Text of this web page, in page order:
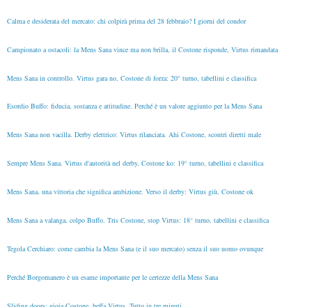
Calma e desiderata del mercato: chi colpirà prima del 28 febbraio? I giorni del condor
Campionato a ostacoli: la Mens Sana vince ma non brilla, il Costone risponde, Virtus rimandata
Mens Sana in controllo. Virtus gara no, Costone di forza: 20° turno, tabellini e classifica
Esordio Buffo: fiducia, sostanza e attitudine. Perché è un valore aggiunto per la Mens Sana
Mens Sana non vacilla. Derby elettrico: Virtus rilanciata. Ahi Costone, scontri diretti male
Sempre Mens Sana. Virtus d'autorità nel derby, Costone ko: 19° turno, tabellini e classifica
Mens Sana, una vittoria che significa ambizione. Verso il derby: Virtus giù, Costone ok
Mens Sana a valanga, colpo Buffo. Tris Costone, stop Virtus: 18° turno, tabellini e classifica
Tegola Cerchiaro: come cambia la Mens Sana (e il suo mercato) senza il suo uomo ovunque
Perché Borgomanero è un esame importante per le certezze della Mens Sana